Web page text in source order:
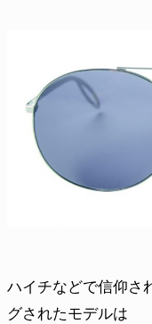
ハイチなどで信仰さ
グされたモデルは